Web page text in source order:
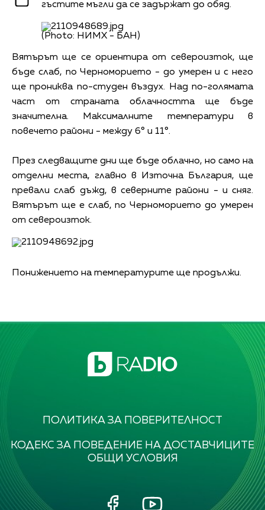
гъстите мъгли да се задържат до обяд.
(Photo: НИМХ - БАН)
Вятърът ще се ориентира от североизток, ще
бъде слаб, по Черноморието - до умерен и с него
ще прониква по-студен въздух. Над по-голямата
част от страната облачността ще бъде
значителна. Максималните температури в
повечето райони - между 6° и 11°.
През следващите дни ще бъде облачно, но само на
отделни места, главно в Източна България, ще
превали слаб дъжд, в северните райони - и сняг.
Вятърът ще е слаб, по Черноморието до умерен
от североизток.
Понижението на температурите ще продължи.
ПОЛИТИКА ЗА ПОВЕРИТЕЛНОСТ
КОДЕКС ЗА ПОВЕДЕНИЕ НА ДОСТАВЧИЦИТЕ
ОБЩИ УСЛОВИЯ